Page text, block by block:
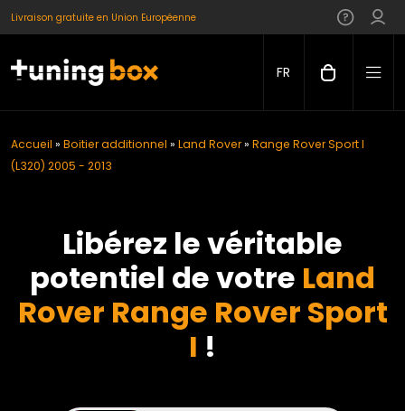
Livraison gratuite en Union Européenne
FR
Accueil » Boitier additionnel » Land Rover» Range Rover Sport I
(L320) 2005 - 2013
Libérez le véritable
potentiel de votre Land
Rover Range Rover Sport
I !